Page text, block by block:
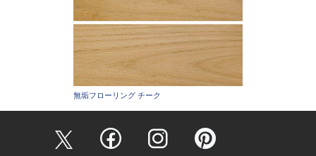
無垢フローリング チーク